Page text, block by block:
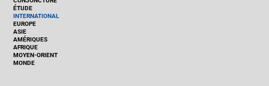
ÉTUDE
INTERNATIONAL
EUROPE
ASIE
AMÉRIQUES
AFRIQUE
MOYEN-ORIENT
MONDE